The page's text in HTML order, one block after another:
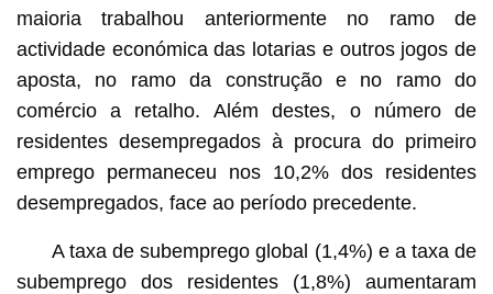
maioria trabalhou anteriormente no ramo de
actividade económica das lotarias e outros jogos de
aposta, no ramo da construção e no ramo do
comércio a retalho. Além destes, o número de
residentes desempregados à procura do primeiro
emprego permaneceu nos 10,2% dos residentes
desempregados, face ao período precedente.
A taxa de subemprego global (1,4%) e a taxa de
subemprego dos residentes (1,8%) aumentaram